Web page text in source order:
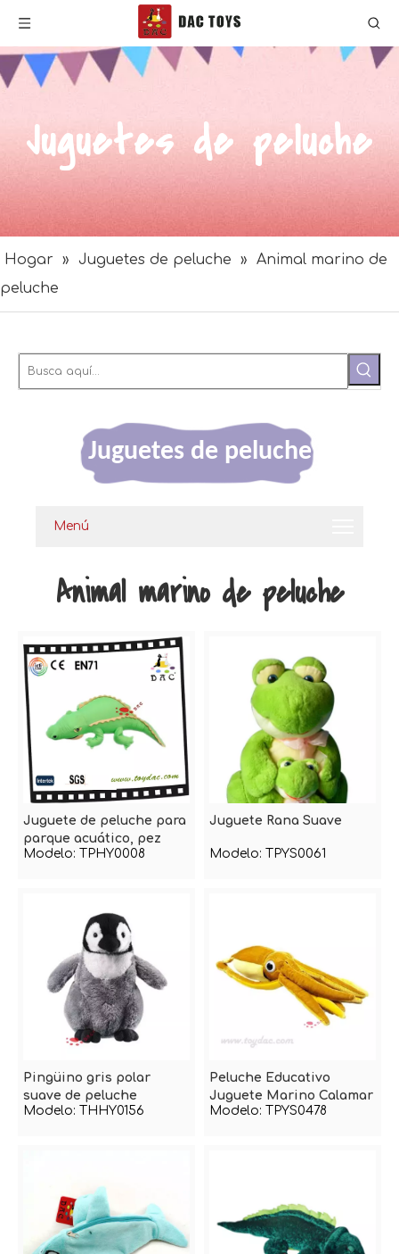
Juguetes de peluche
Hogar » Juguetes de peluche »
Animal marino de
peluche
Juguetes de peluche
Menú
Animal marino de peluche
Juguete de peluche para
parque acuático, pez
poco profundo
Modelo: TPHY0008
Juguete Rana Suave
Modelo: TPYS0061
Pingüino gris polar
suave de peluche
Modelo: THHY0156
Peluche Educativo
Juguete Marino Calamar
Modelo: TPYS0478